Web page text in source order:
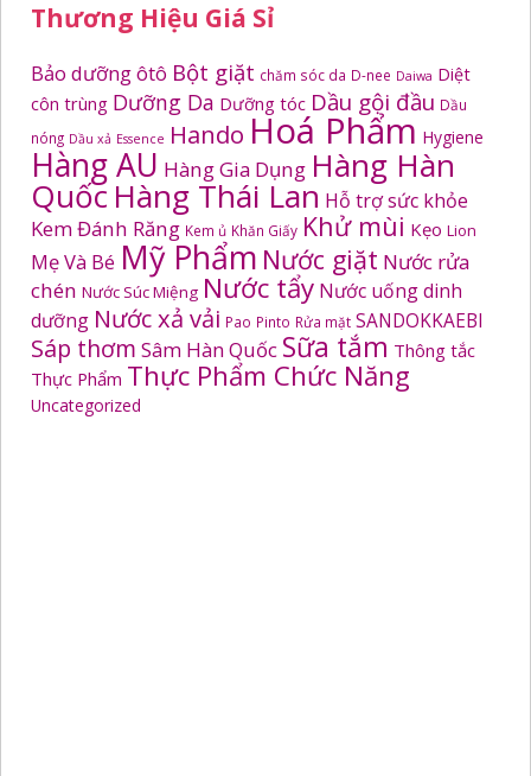
Thương Hiệu Giá Sỉ
Bảo dưỡng ôtô Bột giặt chăm sóc da D-nee Daiwa Diệt
côn trùng Dưỡng Da Dưỡng tóc Dầu gội đầu Dầu
nóng Dầu xả Essence Hando Hoá Phẩm Hygiene
Hàng AU Hàng Gia Dụng Hàng Hàn
Quốc Hàng Thái Lan Hỗ trợ sức khỏe
Kem Đánh Răng Kem ủ Khăn Giấy Khử mùi Kẹo Lion
Mẹ Và Bé Mỹ Phẩm Nước giặt Nước rửa
chén Nước Súc Miệng Nước tẩy Nước uống dinh
dưỡng Nước xả vải Pao Pinto Rửa mặt SANDOKKAEBI
Sáp thơm Sâm Hàn Quốc Sữa tắm Thông tắc
Thực Phẩm Thực Phẩm Chức Năng
Uncategorized